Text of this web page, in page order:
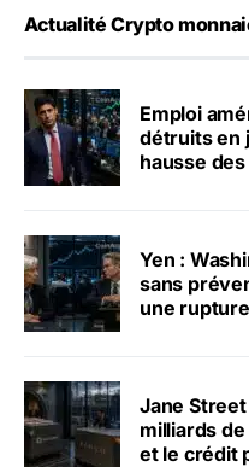
Actualité Crypto
Emploi
détruits en
hausse
Yen :
sans
une rupture
Jane
milliards
et le crédit